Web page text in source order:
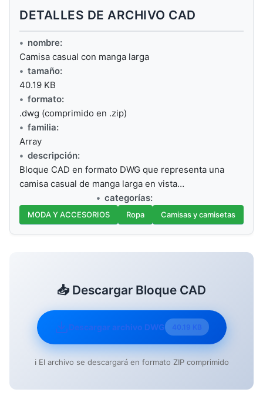
DETALLES DE ARCHIVO CAD
nombre:
Camisa casual con manga larga
tamaño:
40.19 KB
formato:
.dwg (comprimido en .zip)
familia:
Array
descripción:
Bloque CAD en formato DWG que representa una
camisa casual de manga larga en vista…
categorías:
MODA Y ACCESORIOS Ropa Camisas y camisetas
📥 Descargar Bloque CAD
Descargar archivo DWG 40.19 KB
ℹ️ El archivo se descargará en formato ZIP comprimido